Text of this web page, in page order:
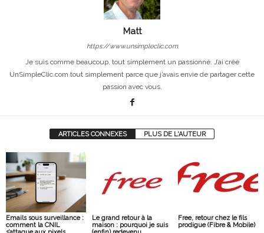
Matt
https://www.unsimpleclic.com
Je suis comme beaucoup, tout simplement un passionné. J’ai créé
UnSimpleClic.com tout simplement parce que j’avais envie de partager cette
passion avec vous.
ARTICLES CONNEXES PLUS DE L'AUTEUR
Emails sous surveillance :
comment la CNIL
Le grand retour à la
maison : pourquoi je suis
Free, retour chez le fils
prodigue (Fibre & Mobile)